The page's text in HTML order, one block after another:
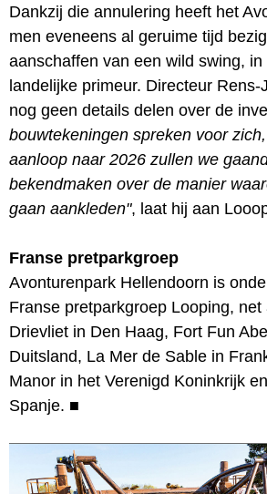
Dankzij die annulering heeft het
men eveneens al geruime tijd
aanschaffen van een wild swing,
landelijke primeur. Directeur Rens-
nog geen details delen over de
bouwtekeningen spreken voor
aanloop naar 2026 zullen we
bekendmaken over de manier
gaan aankleden", laat hij aan
Franse pretparkgroep
Avonturenpark Hellendoorn is
Franse pretparkgroep Looping,
Drievliet in Den Haag, Fort Fun
Duitsland, La Mer de Sable in
Manor in het Verenigd Koninkrijk
Spanje. ■